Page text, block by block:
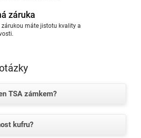
záruka
zárukou máte jistotu kvality a
TSA zámkem?
kufru?